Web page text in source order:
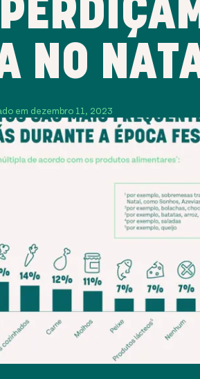
NO
em dezembro 11, 2023